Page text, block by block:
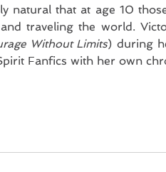
natural that at age 10
traveling the world.
Without Limits) during
Fanfics with her own